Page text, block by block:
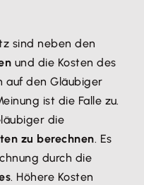
sind neben den
und die Kosten des
auf den Gläubiger
ist die Falle zu.
die
zu berechnen. Es
durch die
. Höhere Kosten